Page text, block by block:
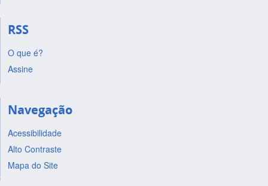
RSS
O que é?
Assine
Navegação
Acessibilidade
Alto Contraste
Mapa do Site